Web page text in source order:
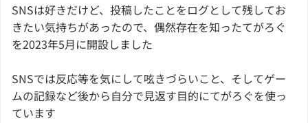
SNSは好きだけど、投稿したことをログとして残してお
きたい気持ちがあったので、偶然存在を知ったてがろぐ
を2023年5月に開設しました
SNSでは反応等を気にして呟きづらいこと、そしてゲー
ムの記録など後から自分で見返す目的にてがろぐを使っ
ています